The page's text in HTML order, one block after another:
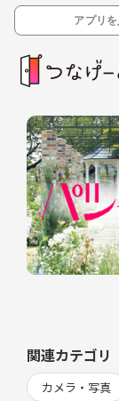
アプリ
関連カテゴリ
カメラ・写真